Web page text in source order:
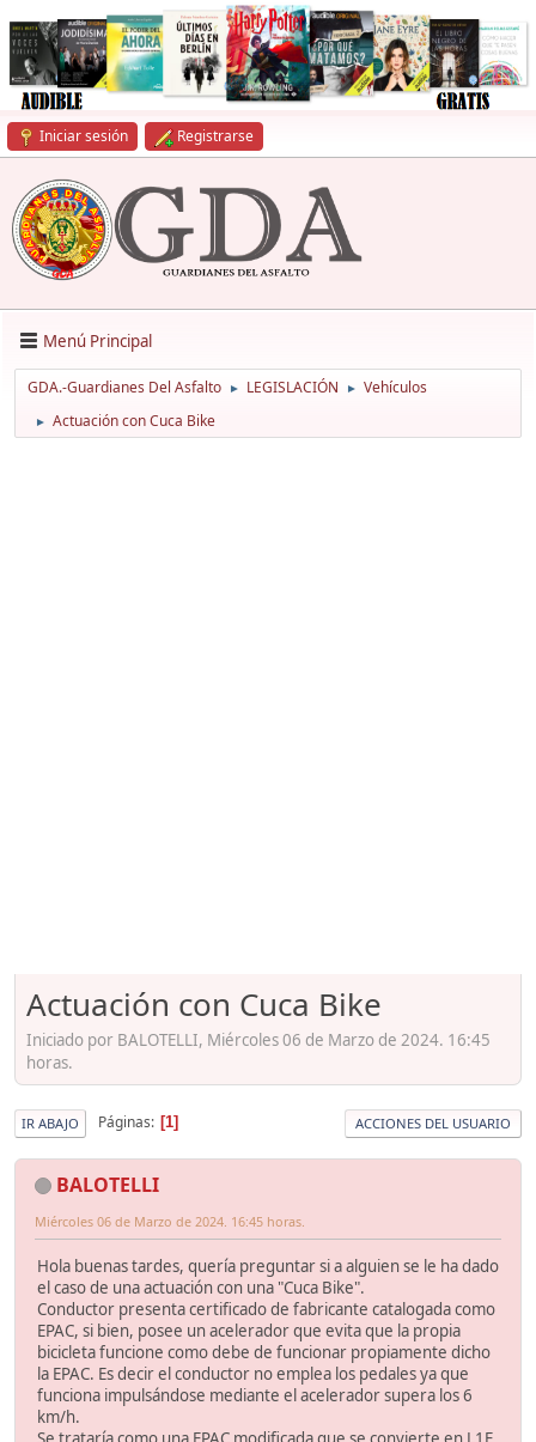
Iniciar sesión Registrarse
Menú Principal
GDA.-Guardianes Del Asfalto ► LEGISLACIÓN ► Vehículos
► Actuación con Cuca Bike
Actuación con Cuca Bike
Iniciado por BALOTELLI, Miércoles 06 de Marzo de 2024. 16:45
horas.
IR ABAJO Páginas 1 ACCIONES DEL USUARIO
BALOTELLI
Miércoles 06 de Marzo de 2024. 16:45 horas.
Hola buenas tardes, quería preguntar si a alguien se le ha dado
el caso de una actuación con una "Cuca Bike".
Conductor presenta certificado de fabricante catalogada como
EPAC, si bien, posee un acelerador que evita que la propia
bicicleta funcione como debe de funcionar propiamente dicho
la EPAC. Es decir el conductor no emplea los pedales ya que
funciona impulsándose mediante el acelerador supera los 6
km/h.